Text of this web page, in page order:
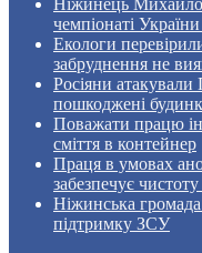
Ніжинець Михайло
чемпіонаті
Екологи
забруднення не
Росіяни
пошкоджені
Поважати працю
сміття в контейнер
Праця в умовах
забезпечує
Ніжинська
підтримку ЗСУ